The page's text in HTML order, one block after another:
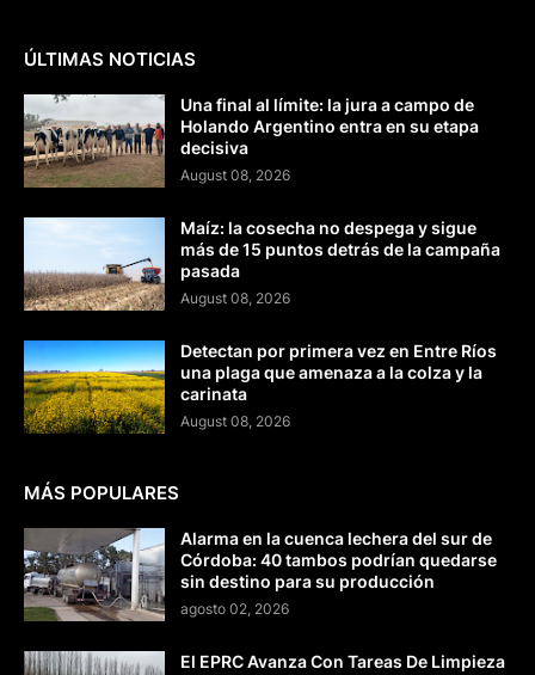
ÚLTIMAS NOTICIAS
Una final al límite: la jura a campo de
Holando Argentino entra en su etapa
decisiva
August 08, 2026
Maíz: la cosecha no despega y sigue
más de 15 puntos detrás de la campaña
pasada
August 08, 2026
Detectan por primera vez en Entre Ríos
una plaga que amenaza a la colza y la
carinata
August 08, 2026
MÁS POPULARES
Alarma en la cuenca lechera del sur de
Córdoba: 40 tambos podrían quedarse
sin destino para su producción
agosto 02, 2026
El EPRC Avanza Con Tareas De Limpieza